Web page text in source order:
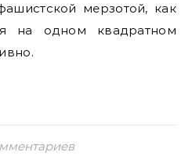
мерзотой, как
на одном квадратном